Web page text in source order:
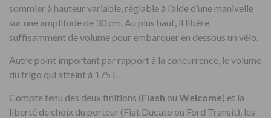
sommier à hauteur variable, réglable à l’aide d’une manivelle
sur une amplitude de 30 cm. Au plus haut, il libère
suffisamment de volume pour embarquer en dessous un vélo.
Autre point important par rapport à la concurrence, le volume
du frigo qui atteint à 175 l.
Compte tenu des deux finitions (Flash ou Welcome) et la
liberté de choix du porteur (Fiat Ducato ou Ford Transit), les